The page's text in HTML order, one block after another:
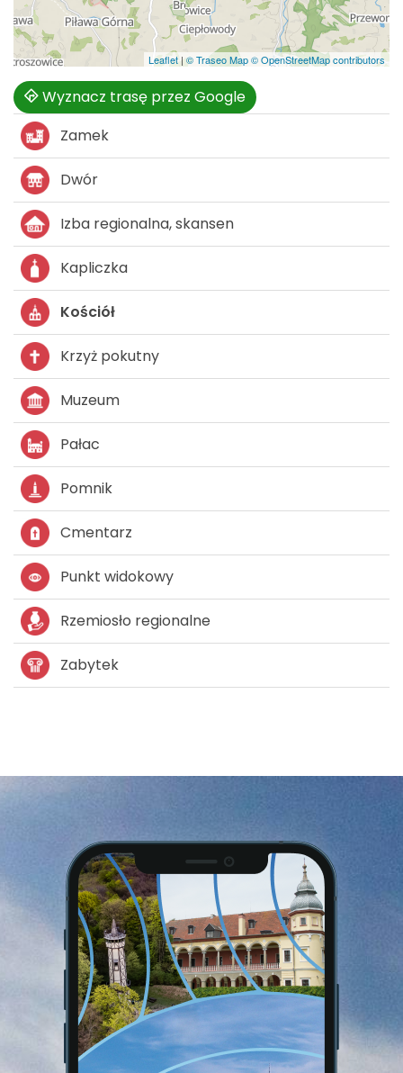
Leaflet | © Traseo Map© OpenStreetMap contributors
Wyznacz trasę przez Google
Zamek
Dwór
Izba regionalna, skansen
Kapliczka
Kościół
Krzyż pokutny
Muzeum
Pałac
Pomnik
Cmentarz
Punkt widokowy
Rzemiosło regionalne
Zabytek